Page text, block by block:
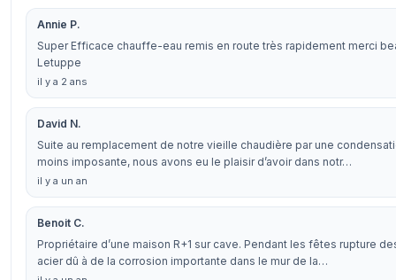
Annie P.
Super Efficace chauffe-eau remis en route très rapidement merci
Letuppe
il y a 2 ans
David N.
Suite au remplacement de notre vieille chaudière par une
moins imposante, nous avons eu le plaisir d’avoir dans notr…
il y a un an
Benoit C.
Propriétaire d’une maison R+1 sur cave. Pendant les fêtes rupture
acier dû à de la corrosion importante dans le mur de la…